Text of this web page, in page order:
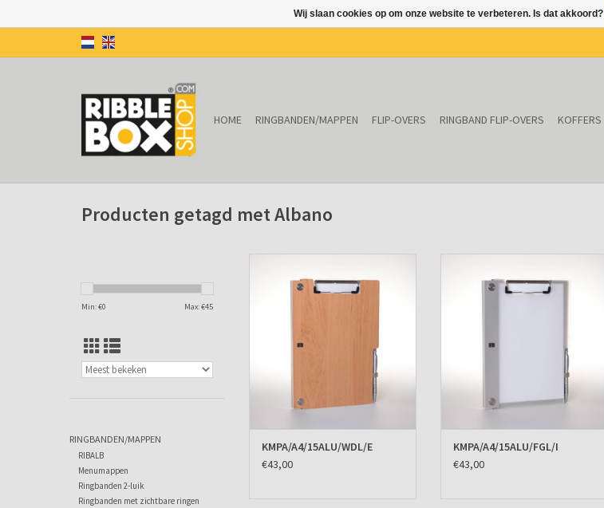
HOME RINGBANDEN/MAPPEN FLIP-OVERS RINGBAND FLIP-OVERS KOFFERS
Producten getagd met Albano
Min: €0 Max: €45
RINGBANDEN/MAPPEN
RIBALB
Menumappen
Ringbanden 2-luik
Ringbanden met zichtbare ringen
met penhouder.
KMPA/A4/15ALU/WDL/E
€43,00
penhouder.
KMPA/A4/15ALU/FGL/I
€43,00
Wij slaan cookies op om onze website te verbeteren. Is dat akkoord?